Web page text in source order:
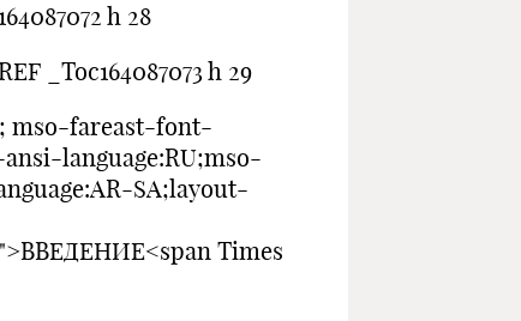
h 28
_Toc164087073 h 29
mso-fareast-font-
language:RU;mso-
SA;layout-
Times